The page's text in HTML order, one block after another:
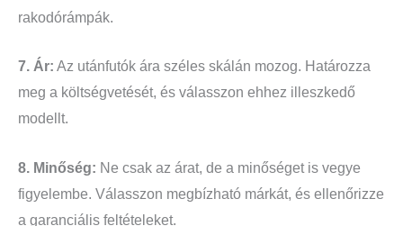
rakodórámpák.
7. Ár: Az utánfutók ára széles skálán mozog. Határozza
meg a költségvetését, és válasszon ehhez illeszkedő
modellt.
8. Minőség: Ne csak az árat, de a minőséget is vegye
figyelembe. Válasszon megbízható márkát, és ellenőrizze
a garanciális feltételeket.